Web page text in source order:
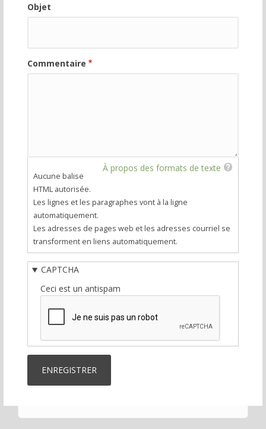
Objet
Commentaire
À propos des formats de texte
Aucune balise
HTML autorisée.
Les lignes et les paragraphes vont à la ligne
automatiquement.
Les adresses de pages web et les adresses courriel se
transforment en liens automatiquement.
CAPTCHA
Ceci est un antispam